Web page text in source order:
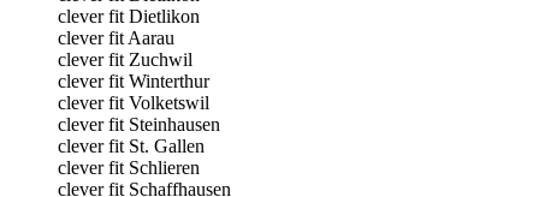
clever fit Dietlikon
clever fit Aarau
clever fit Zuchwil
clever fit Winterthur
clever fit Volketswil
clever fit Steinhausen
clever fit St. Gallen
clever fit Schlieren
clever fit Schaffhausen